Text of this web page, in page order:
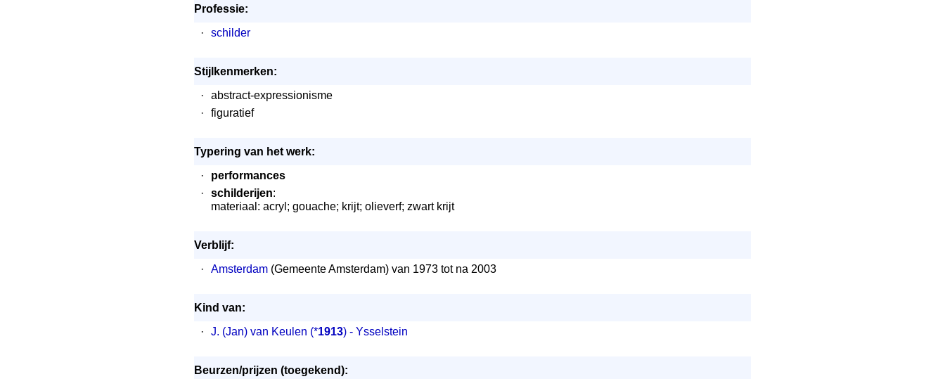
Professie:
·
schilder
Stijlkenmerken:
·
abstract-expressionisme
·
figuratief
Typering van het werk:
·
performances
·
schilderijen:
materiaal: acryl; gouache; krijt; olieverf; zwart krijt
Verblijf:
·
Amsterdam (Gemeente Amsterdam) van 1973 tot na 2003
Kind van:
·
J. (Jan) van Keulen (*1913) - Ysselstein
Beurzen/prijzen (toegekend):